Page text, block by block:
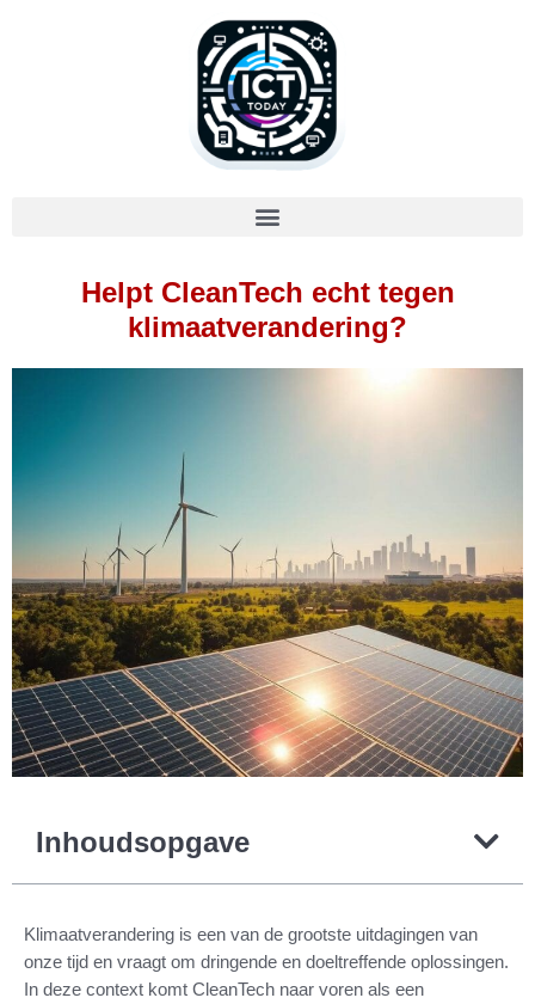
Helpt CleanTech echt tegen
klimaatverandering?
Inhoudsopgave
Klimaatverandering is een van de grootste uitdagingen van
onze tijd en vraagt om dringende en doeltreffende oplossingen.
In deze context komt CleanTech naar voren als een